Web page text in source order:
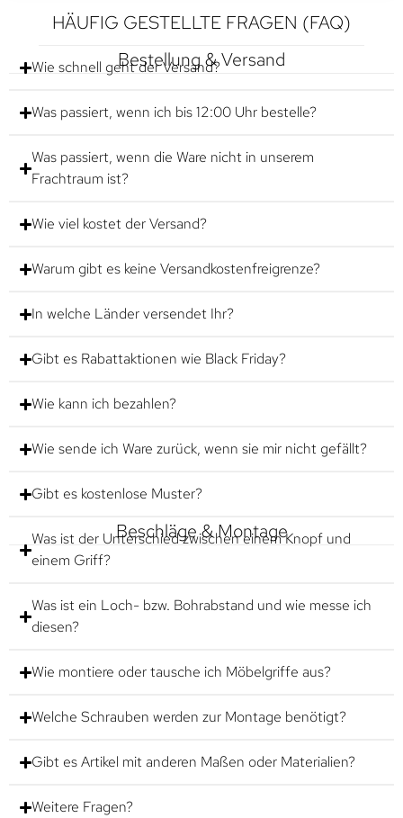
HÄUFIG GESTELLTE FRAGEN (FAQ)
Bestellung & Versand
Wie schnell geht der Versand?
Was passiert, wenn ich bis 12:00 Uhr bestelle?
Was passiert, wenn die Ware nicht in unserem
Frachtraum ist?
Wie viel kostet der Versand?
Warum gibt es keine Versandkostenfreigrenze?
In welche Länder versendet Ihr?
Gibt es Rabattaktionen wie Black Friday?
Wie kann ich bezahlen?
Wie sende ich Ware zurück, wenn sie mir nicht gefällt?
Gibt es kostenlose Muster?
Beschläge & Montage
Was ist der Unterschied zwischen einem Knopf und
einem Griff?
Was ist ein Loch- bzw. Bohrabstand und wie messe ich
diesen?
Wie montiere oder tausche ich Möbelgriffe aus?
Welche Schrauben werden zur Montage benötigt?
Gibt es Artikel mit anderen Maßen oder Materialien?
Weitere Fragen?